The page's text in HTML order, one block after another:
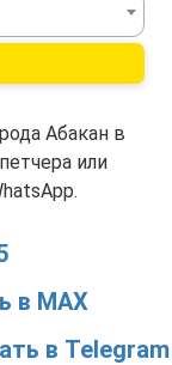
Абакан в
или
в MAX
в Telegram